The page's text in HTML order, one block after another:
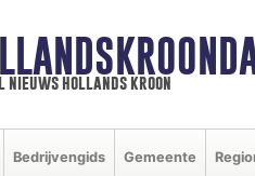
nieuws hollands kroon
Bedrijvengids Gemeente